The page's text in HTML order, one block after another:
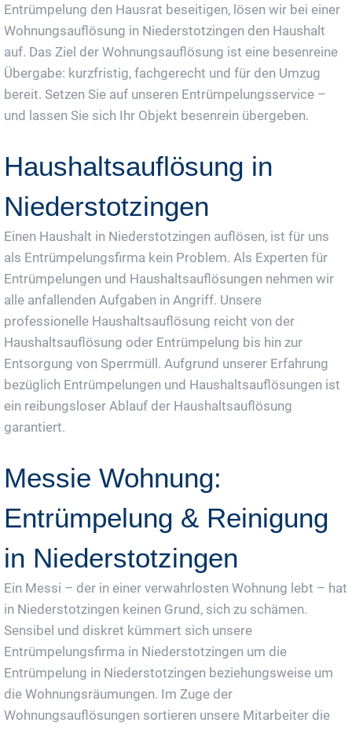
Entrümpelung den Hausrat beseitigen, lösen wir bei einer
Wohnungsauflösung in Niederstotzingen den Haushalt
auf. Das Ziel der Wohnungsauflösung ist eine besenreine
Übergabe: kurzfristig, fachgerecht und für den Umzug
bereit. Setzen Sie auf unseren Entrümpelungsservice –
und lassen Sie sich Ihr Objekt besenrein übergeben.
Haushaltsauflösung in
Niederstotzingen
Einen Haushalt in Niederstotzingen auflösen, ist für uns
als Entrümpelungsfirma kein Problem. Als Experten für
Entrümpelungen und Haushaltsauflösungen nehmen wir
alle anfallenden Aufgaben in Angriff. Unsere
professionelle Haushaltsauflösung reicht von der
Haushaltsauflösung oder Entrümpelung bis hin zur
Entsorgung von Sperrmüll. Aufgrund unserer Erfahrung
bezüglich Entrümpelungen und Haushaltsauflösungen ist
ein reibungsloser Ablauf der Haushaltsauflösung
garantiert.
Messie Wohnung:
Entrümpelung & Reinigung
in Niederstotzingen
Ein Messi – der in einer verwahrlosten Wohnung lebt – hat
in Niederstotzingen keinen Grund, sich zu schämen.
Sensibel und diskret kümmert sich unsere
Entrümpelungsfirma in Niederstotzingen um die
Entrümpelung in Niederstotzingen beziehungsweise um
die Wohnungsräumungen. Im Zuge der
Wohnungsauflösungen sortieren unsere Mitarbeiter die